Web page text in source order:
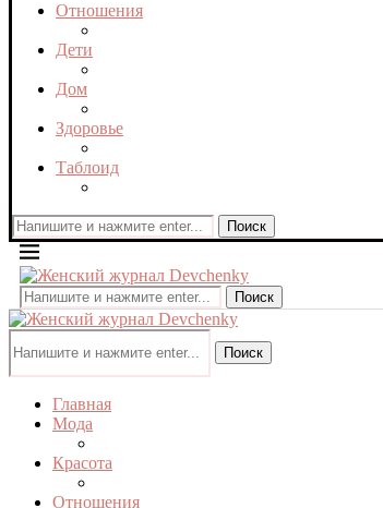
Отношения
Дети
Дом
Здоровье
Таблоид
Поиск
Поиск
Поиск
Главная
Мода
Красота
Отношения